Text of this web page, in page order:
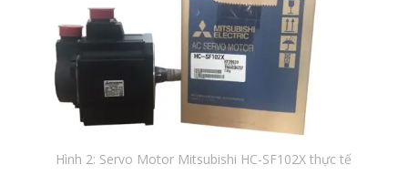
Hình 2: Servo Motor Mitsubishi HC-SF102X thực tế